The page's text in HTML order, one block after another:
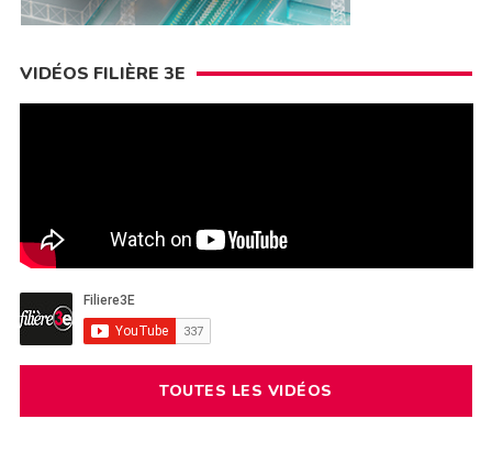
VIDÉOS FILIÈRE 3E
TOUTES LES VIDÉOS